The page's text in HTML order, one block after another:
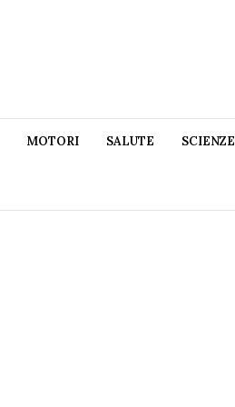
MOTORI SALUTE SCIENZE